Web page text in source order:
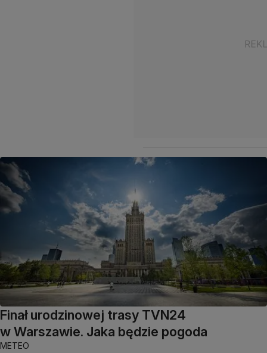
Finał urodzinowej trasy TVN24
w Warszawie. Jaka będzie pogoda
METEO